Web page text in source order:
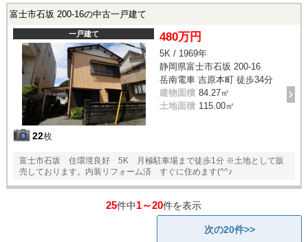
富士市石坂 200-16の中古一戸建て
一戸建て
22枚
480万円
5K / 1969年
静岡県富士市石坂 200-16
岳南電車 吉原本町 徒歩34分
建物面積 84.27㎡
土地面積 115.00㎡
富士市石坂 住環境良好 5K 月極駐車場まで徒歩1分 ※土地として販
売しております。内装リフォーム済 すぐに住めます(^^♪
25件中1～20件を表示
次の20件>>